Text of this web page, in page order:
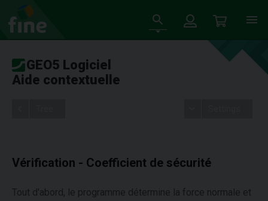
GEO5 Logiciel
Aide contextuelle
Vérification - Coefficient de sécurité
Tout d'abord, le programme détermine la force normale et